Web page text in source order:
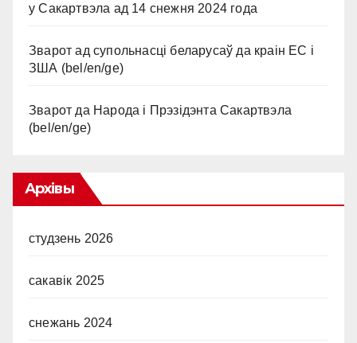
у Сакартвэла ад 14 снежня 2024 года
Зварот ад супольнасці беларусаў да краін ЕС і
ЗША (bel/en/ge)
Зварот да Народа і Прэзідэнта Сакартвэла
(bel/en/ge)
Архівы
студзень 2026
сакавік 2025
снежань 2024